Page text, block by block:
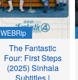
WEBRip
The Fantastic
Four: First Steps
(2025) Sinhala
Subtitles |